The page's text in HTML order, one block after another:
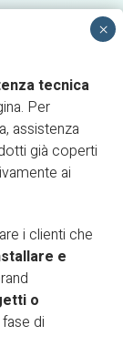
tecnica
Per
assistenza
già coperti
ai
i clienti che
e
o
di